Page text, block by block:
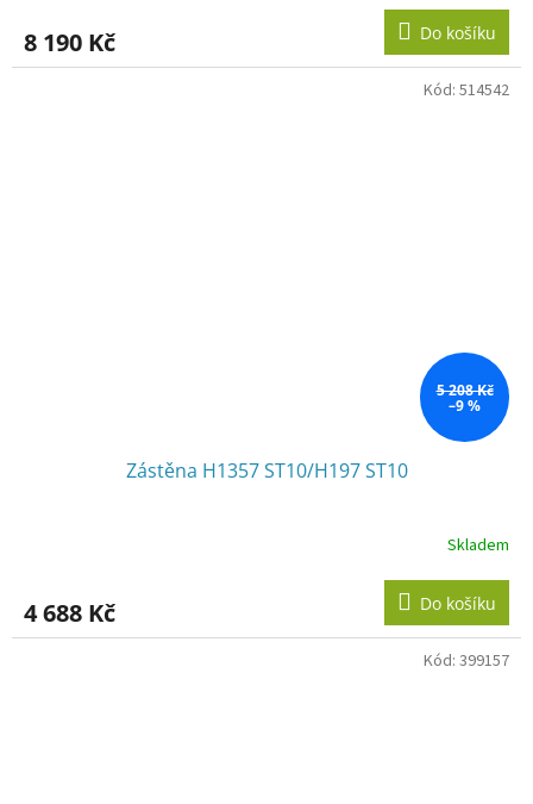
8 190 Kč Do košíku
5 208 Kč
–9 %
Zástěna H1357 ST10/H197 ST10
Skladem
4 688 Kč Do košíku
Kód: 514542
Kód: 399157